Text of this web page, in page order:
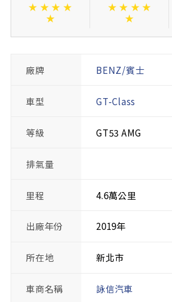
★ ★ ★ ★
★
★ ★ ★ ★
★
廠牌 BENZ/賓士
車型 GT-Class
等級 GT53 AMG
排氣量
里程 4.6萬公里
出廠年份 2019年
所在地 新北市
車商名稱 詠信汽車